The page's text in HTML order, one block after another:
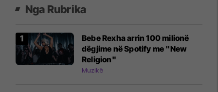
Nga Rubrika
Bebe Rexha arrin 100 milionë
dëgjime në Spotify me "New
Religion"
Muzikë